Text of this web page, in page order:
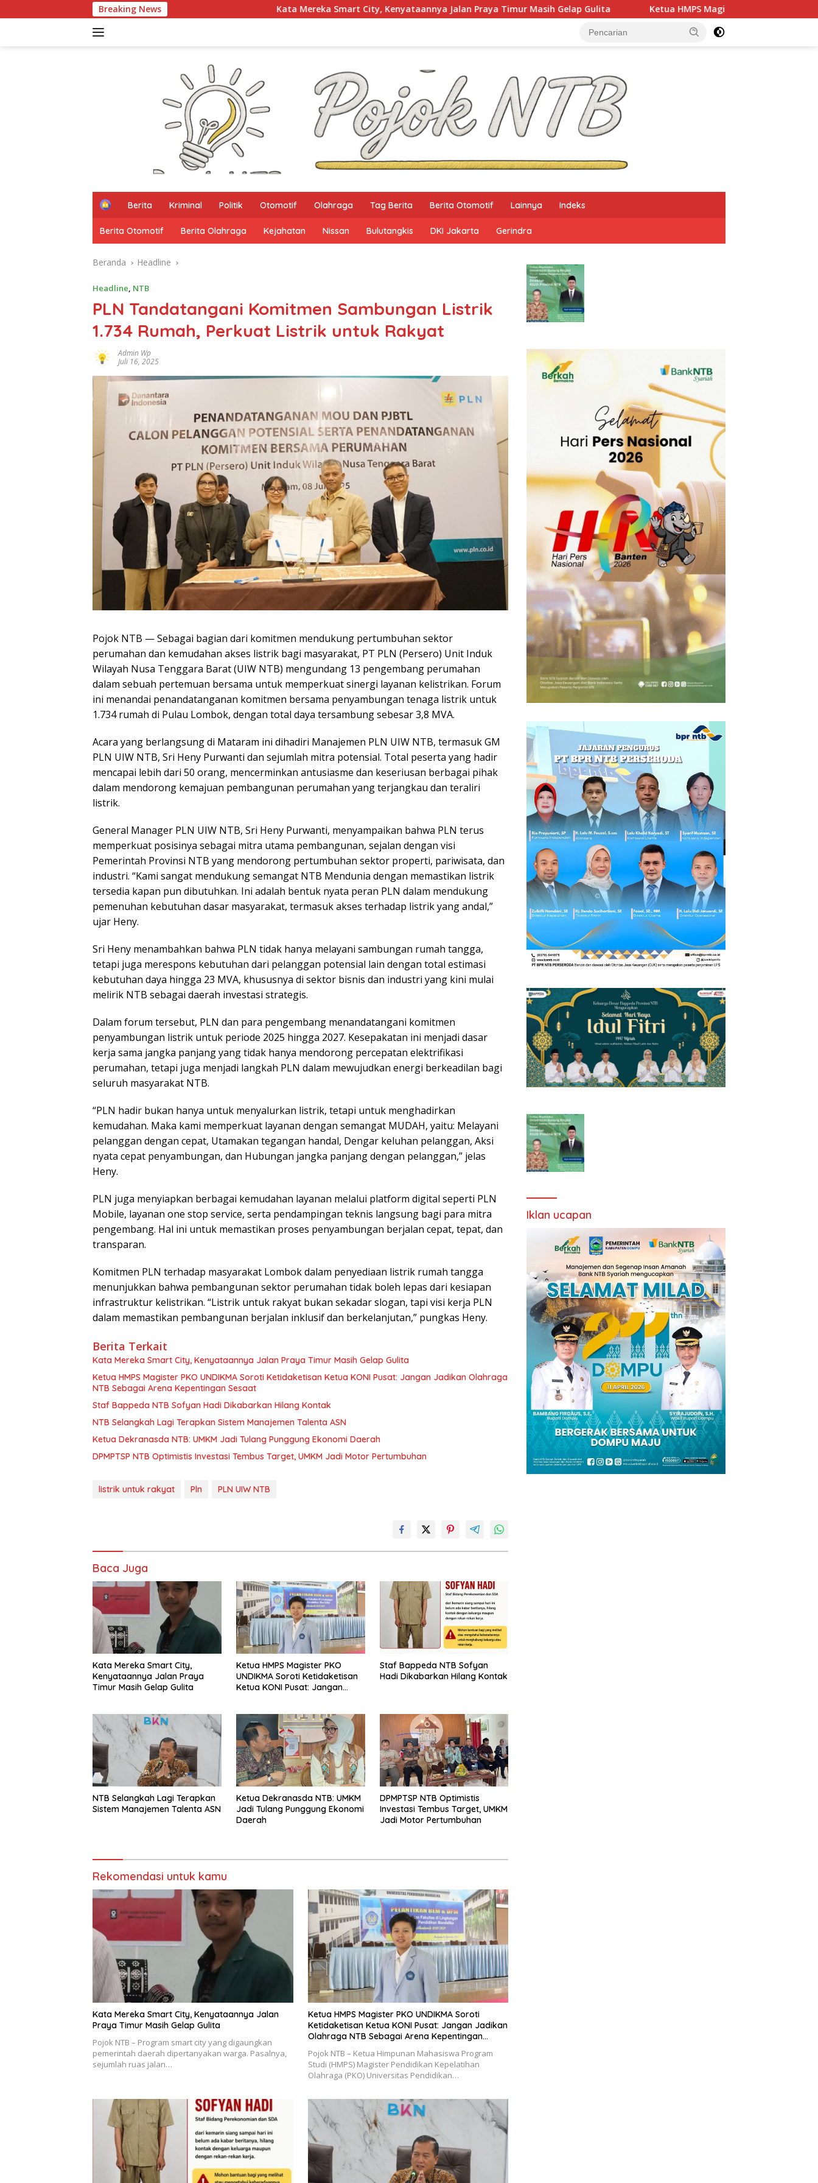
ke
Breaking News Kata Mereka Smart City, Kenyataannya Jalan Praya Timur Masih Gelap Gulita Ketua HMPS Magister PKO UNDIKMA Soroti Ketidaketisan
H
m
e
Berita Kriminal Politik Otomotif Olahraga Tag Berita Berita Otomotif Lainnya Indeks
Berita Otomotif Berita Olahraga Kejahatan Nissan Bulutangkis DKI Jakarta Gerindra
Beranda Headline
Headline, NTB
PLN Tandatangani Komitmen Sambungan Listrik
1.734 Rumah, Perkuat Listrik untuk Rakyat
Admin Wp
Juli 16, 2025
Pojok NTB — Sebagai bagian dari komitmen mendukung pertumbuhan sektor
perumahan dan kemudahan akses listrik bagi masyarakat, PT PLN (Persero) Unit Induk
Wilayah Nusa Tenggara Barat (UIW NTB) mengundang 13 pengembang perumahan
dalam sebuah pertemuan bersama untuk memperkuat sinergi layanan kelistrikan. Forum
ini menandai penandatanganan komitmen bersama penyambungan tenaga listrik untuk
1.734 rumah di Pulau Lombok, dengan total daya tersambung sebesar 3,8 MVA.
Acara yang berlangsung di Mataram ini dihadiri Manajemen PLN UIW NTB, termasuk GM
PLN UIW NTB, Sri Heny Purwanti dan sejumlah mitra potensial. Total peserta yang hadir
mencapai lebih dari 50 orang, mencerminkan antusiasme dan keseriusan berbagai pihak
dalam mendorong kemajuan pembangunan perumahan yang terjangkau dan teraliri
listrik.
General Manager PLN UIW NTB, Sri Heny Purwanti, menyampaikan bahwa PLN terus
memperkuat posisinya sebagai mitra utama pembangunan, sejalan dengan visi
Pemerintah Provinsi NTB yang mendorong pertumbuhan sektor properti, pariwisata, dan
industri. “Kami sangat mendukung semangat NTB Mendunia dengan memastikan listrik
tersedia kapan pun dibutuhkan. Ini adalah bentuk nyata peran PLN dalam mendukung
pemenuhan kebutuhan dasar masyarakat, termasuk akses terhadap listrik yang andal,”
ujar Heny.
Sri Heny menambahkan bahwa PLN tidak hanya melayani sambungan rumah tangga,
tetapi juga merespons kebutuhan dari pelanggan potensial lain dengan total estimasi
kebutuhan daya hingga 23 MVA, khususnya di sektor bisnis dan industri yang kini mulai
melirik NTB sebagai daerah investasi strategis.
Dalam forum tersebut, PLN dan para pengembang menandatangani komitmen
penyambungan listrik untuk periode 2025 hingga 2027. Kesepakatan ini menjadi dasar
kerja sama jangka panjang yang tidak hanya mendorong percepatan elektrifikasi
perumahan, tetapi juga menjadi langkah PLN dalam mewujudkan energi berkeadilan bagi
seluruh masyarakat NTB.
“PLN hadir bukan hanya untuk menyalurkan listrik, tetapi untuk menghadirkan
kemudahan. Maka kami memperkuat layanan dengan semangat MUDAH, yaitu: Melayani
pelanggan dengan cepat, Utamakan tegangan handal, Dengar keluhan pelanggan, Aksi
nyata cepat penyambungan, dan Hubungan jangka panjang dengan pelanggan,” jelas
Heny.
PLN juga menyiapkan berbagai kemudahan layanan melalui platform digital seperti PLN
Mobile, layanan one stop service, serta pendampingan teknis langsung bagi para mitra
pengembang. Hal ini untuk memastikan proses penyambungan berjalan cepat, tepat, dan
transparan.
Komitmen PLN terhadap masyarakat Lombok dalam penyediaan listrik rumah tangga
menunjukkan bahwa pembangunan sektor perumahan tidak boleh lepas dari kesiapan
infrastruktur kelistrikan. “Listrik untuk rakyat bukan sekadar slogan, tapi visi kerja PLN
dalam memastikan pembangunan berjalan inklusif dan berkelanjutan,” pungkas Heny.
Berita Terkait
Kata Mereka Smart City, Kenyataannya Jalan Praya Timur Masih Gelap Gulita
Ketua HMPS Magister PKO UNDIKMA Soroti Ketidaketisan Ketua KONI Pusat: Jangan Jadikan Olahraga
NTB Sebagai Arena Kepentingan Sesaat
Staf Bappeda NTB Sofyan Hadi Dikabarkan Hilang Kontak
NTB Selangkah Lagi Terapkan Sistem Manajemen Talenta ASN
Ketua Dekranasda NTB: UMKM Jadi Tulang Punggung Ekonomi Daerah
DPMPTSP NTB Optimistis Investasi Tembus Target, UMKM Jadi Motor Pertumbuhan
listrik untuk rakyat Pln PLN UIW NTB
Baca Juga
Kata Mereka Smart City,
Kenyataannya Jalan Praya
Timur Masih Gelap Gulita
Ketua HMPS Magister PKO
UNDIKMA Soroti Ketidaketisan
Ketua KONI Pusat: Jangan
Sesaat
Staf Bappeda NTB Sofyan
Hadi Dikabarkan Hilang Kontak
NTB Selangkah Lagi Terapkan
Sistem Manajemen Talenta ASN
Ketua Dekranasda NTB: UMKM
Jadi Tulang Punggung Ekonomi
Daerah
DPMPTSP NTB Optimistis
Investasi Tembus Target, UMKM
Jadi Motor Pertumbuhan
Rekomendasi untuk kamu
Kata Mereka Smart City, Kenyataannya Jalan
Praya Timur Masih Gelap Gulita
Pojok NTB – Program smart city yang digaungkan
pemerintah daerah dipertanyakan warga. Pasalnya,
sejumlah ruas jalan…
Ketua HMPS Magister PKO UNDIKMA Soroti
Ketidaketisan Ketua KONI Pusat: Jangan Jadikan
Olahraga NTB Sebagai Arena Kepentingan
Pojok NTB – Ketua Himpunan Mahasiswa Program
Studi (HMPS) Magister Pendidikan Kepelatihan
Olahraga (PKO) Universitas Pendidikan…
Iklan ucapan